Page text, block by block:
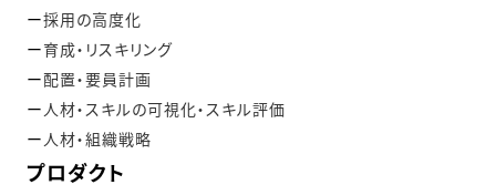
採用の高度化
育成・リスキリング
配置・要員計画
人材・スキルの可視化・スキル評価
人材・組織戦略
プロダクト